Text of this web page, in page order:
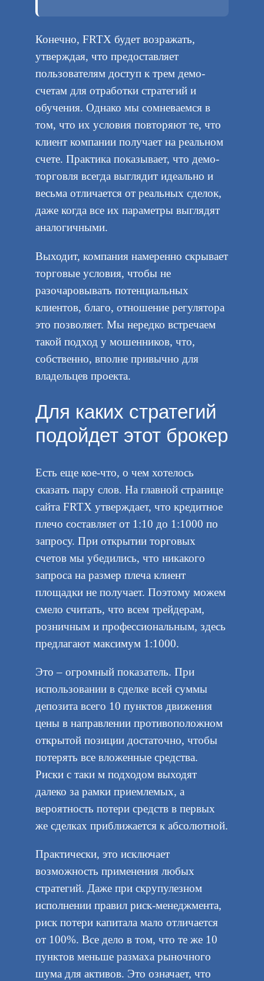
Конечно, FRTX будет возражать,
утверждая, что предоставляет
пользователям доступ к трем демо-
счетам для отработки стратегий и
обучения. Однако мы сомневаемся в
том, что их условия повторяют те, что
клиент компании получает на реальном
счете. Практика показывает, что демо-
торговля всегда выглядит идеально и
весьма отличается от реальных сделок,
даже когда все их параметры выглядят
аналогичными.
Выходит, компания намеренно скрывает
торговые условия, чтобы не
разочаровывать потенциальных
клиентов, благо, отношение регулятора
это позволяет. Мы нередко встречаем
такой подход у мошенников, что,
собственно, вполне привычно для
владельцев проекта.
Для каких стратегий
подойдет этот брокер
Есть еще кое-что, о чем хотелось
сказать пару слов. На главной странице
сайта FRTX утверждает, что кредитное
плечо составляет от 1:10 до 1:1000 по
запросу. При открытии торговых
счетов мы убедились, что никакого
запроса на размер плеча клиент
площадки не получает. Поэтому можем
смело считать, что всем трейдерам,
розничным и профессиональным, здесь
предлагают максимум 1:1000.
Это – огромный показатель. При
использовании в сделке всей суммы
депозита всего 10 пунктов движения
цены в направлении противоположном
открытой позиции достаточно, чтобы
потерять все вложенные средства.
Риски с таки м подходом выходят
далеко за рамки приемлемых, а
вероятность потери средств в первых
же сделках приближается к абсолютной.
Практически, это исключает
возможность применения любых
стратегий. Даже при скрупулезном
исполнении правил риск-менеджмента,
риск потери капитала мало отличается
от 100%. Все дело в том, что те же 10
пунктов меньше размаха рыночного
шума для активов. Это означает, что